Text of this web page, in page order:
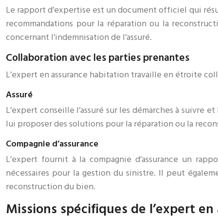
Le rapport d’expertise est un document officiel qui
recommandations pour la réparation ou la
concernant l’indemnisation de l’assuré.
Collaboration avec les parties prenantes
L’expert en assurance habitation travaille en étroite
Assuré
L’expert conseille l’assuré sur les démarches à
lui proposer des solutions pour la réparation ou la
Compagnie d’assurance
L’expert fournit à la compagnie d’assurance un
nécessaires pour la gestion du sinistre. Il peut
reconstruction du bien.
Missions spécifiques de l’expert